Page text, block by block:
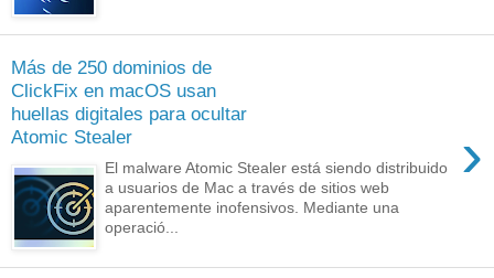
Más de 250 dominios de
ClickFix en macOS usan
huellas digitales para ocultar
Atomic Stealer
›
El malware Atomic Stealer está siendo distribuido
a usuarios de Mac a través de sitios web
aparentemente inofensivos. Mediante una
operació...